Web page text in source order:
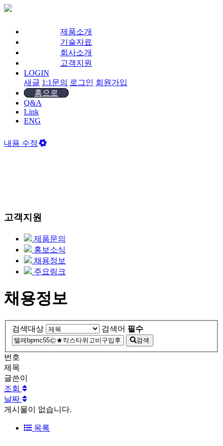
제품소개
기술자료
회사소개
고객지원
LOGIN
새글 1:1문의 로그인 회원가입
홈으로
Q&A
Link
ENG
내용 수정
고객지원
제품문의
홍보소식
채용정보
주요링크
채용정보
검색대상 검색어 필수
검색
번호
제목
글쓴이
조회
날짜
게시물이 없습니다.
목록